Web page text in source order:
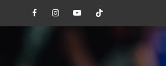
FacebookInstagramYoutube
Tik